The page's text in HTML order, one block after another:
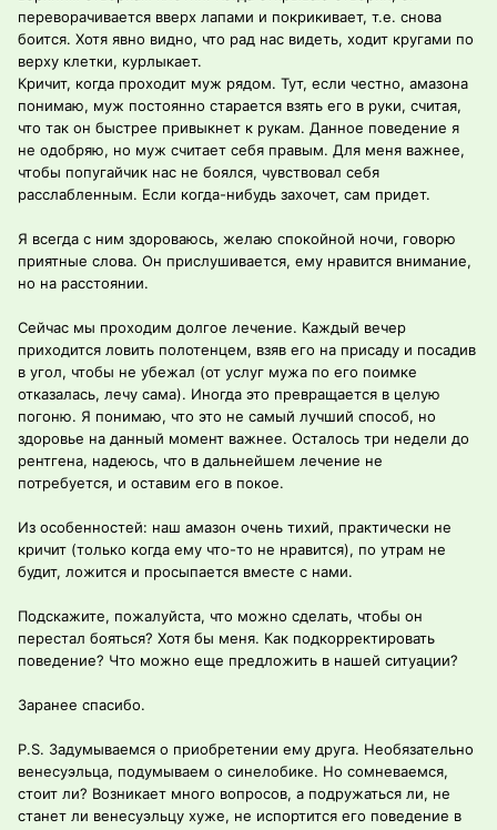
переворачивается вверх лапами и покрикивает, т.е. снова
боится. Хотя явно видно, что рад нас видеть, ходит кругами по
верху клетки, курлыкает.
Кричит, когда проходит муж рядом. Тут, если честно, амазона
понимаю, муж постоянно старается взять его в руки, считая,
что так он быстрее привыкнет к рукам. Данное поведение я
не одобряю, но муж считает себя правым. Для меня важнее,
чтобы попугайчик нас не боялся, чувствовал себя
расслабленным. Если когда-нибудь захочет, сам придет.
Я всегда с ним здороваюсь, желаю спокойной ночи, говорю
приятные слова. Он прислушивается, ему нравится внимание,
но на расстоянии.
Сейчас мы проходим долгое лечение. Каждый вечер
приходится ловить полотенцем, взяв его на присаду и посадив
в угол, чтобы не убежал (от услуг мужа по его поимке
отказалась, лечу сама). Иногда это превращается в целую
погоню. Я понимаю, что это не самый лучший способ, но
здоровье на данный момент важнее. Осталось три недели до
рентгена, надеюсь, что в дальнейшем лечение не
потребуется, и оставим его в покое.
Из особенностей: наш амазон очень тихий, практически не
кричит (только когда ему что-то не нравится), по утрам не
будит, ложится и просыпается вместе с нами.
Подскажите, пожалуйста, что можно сделать, чтобы он
перестал бояться? Хотя бы меня. Как подкорректировать
поведение? Что можно еще предложить в нашей ситуации?
Заранее спасибо.
P.S. Задумываемся о приобретении ему друга. Необязательно
венесуэльца, подумываем о синелобике. Но сомневаемся,
стоит ли? Возникает много вопросов, а подружаться ли, не
станет ли венесуэльцу хуже, не испортится его поведение в